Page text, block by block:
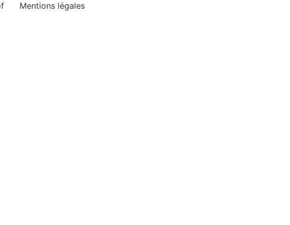
Mentions légales